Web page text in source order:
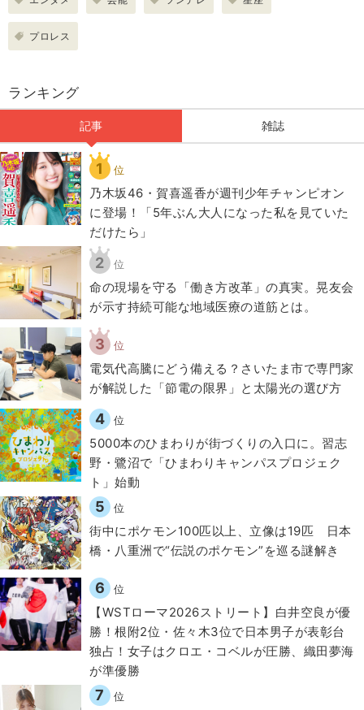
プロレス
ランキング
記事 雑誌
1 位
乃木坂46・賀喜遥香が週刊少年チャンピオン
に登場！「5年ぶん大人になった私を見ていた
だけたら」
2 位
​命の現場を守る「働き方改革」の真実。晃友会
が示す持続可能な地域医療の道筋とは。
3 位
電気代高騰にどう備える？さいたま市で専門家
が解説した「節電の限界」と太陽光の選び方
4 位
5000本のひまわりが街づくりの入口に。習志
野・鷺沼で「ひまわりキャンパスプロジェク
ト」始動
5 位
街中にポケモン100匹以上、立像は19匹 日本
橋・八重洲で“伝説のポケモン”を巡る謎解き
6 位
【WSTローマ2026ストリート】白井空良が優
勝！根附2位・佐々木3位で日本男子が表彰台
独占！女子はクロエ・コベルが圧勝、織田夢海
が準優勝
7 位